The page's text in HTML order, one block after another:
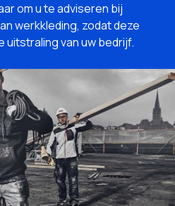
om u te adviseren bij
werkkleding, zodat deze
uitstraling van uw bedrijf.